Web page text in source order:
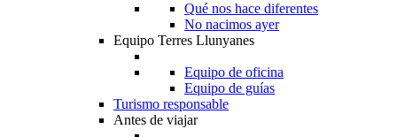
Qué nos hace diferentes
No nacimos ayer
Equipo Terres Llunyanes
Equipo de oficina
Equipo de guías
Turismo responsable
Antes de viajar